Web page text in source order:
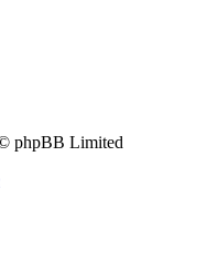
phpBB Limited